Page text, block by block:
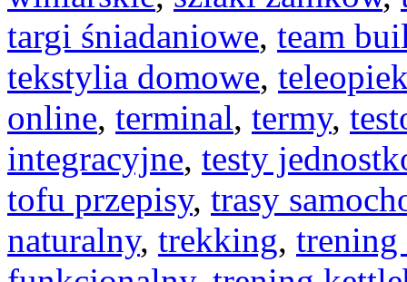
targi śniadaniowe, team
tekstylia domowe,
online, terminal, termy,
integracyjne, testy
tofu przepisy, trasy
naturalny, trekking, trening